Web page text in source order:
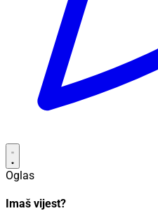
Oglas
Imaš vijest?